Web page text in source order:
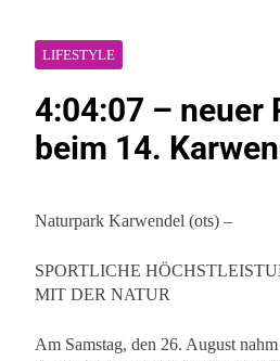
LIFESTYLE
4:04:07 – neuer
beim 14.
Naturpark Karwendel (ots) –
SPORTLICHE
MIT DER NATUR
Am Samstag, den 26. August